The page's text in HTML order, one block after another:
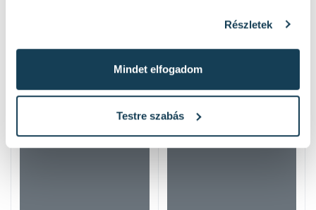
Részletek
Mindet elfogadom
Testre szabás
Hasonló termékek